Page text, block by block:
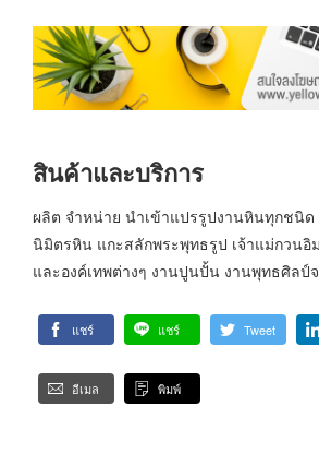
สินค้าและบริการ
ผลิต จำหน่าย นำเข้าแปรรูปงานหินทุกชนิด
นิมิตรหิน แกะสลักพระพุทธรูป เจ้าแม่กวนอิ
และองค์เทพต่างๆ งานปูนปั้น งานพุทธศิลป์
แชร์ แชร์ Tweet
อีเมล พิมพ์